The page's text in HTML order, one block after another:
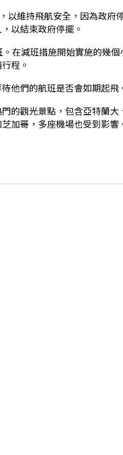
以維持飛航安全，因為政府
以結束政府停擺。
在減班措施開始實施的幾
程。
他們的航班是否會如期起飛
的觀光景點，包含亞特蘭
加哥，多座機場也受到影響